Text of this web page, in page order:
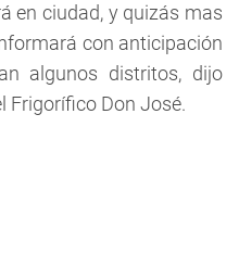
en ciudad, y quizás mas
con anticipación
algunos distritos, dijo
Frigorífico Don José.